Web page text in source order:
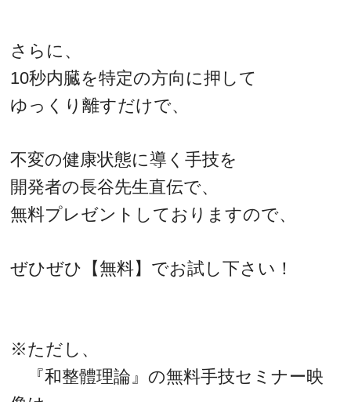
さらに、
10秒内臓を特定の方向に押して
ゆっくり離すだけで、
不変の健康状態に導く手技を
開発者の長谷先生直伝で、
無料プレゼントしておりますので、
ぜひぜひ【無料】でお試し下さい！
※ただし、
『和整體理論』の無料手技セミナー映